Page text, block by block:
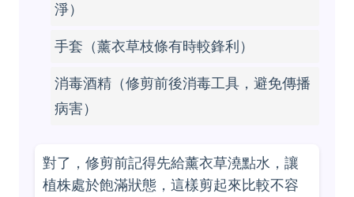
淨）
手套（薰衣草枝條有時較鋒利）
消毒酒精（修剪前後消毒工具，避免傳播
病害）
對了，修剪前記得先給薰衣草澆點水，讓
植株處於飽滿狀態，這樣剪起來比較不容